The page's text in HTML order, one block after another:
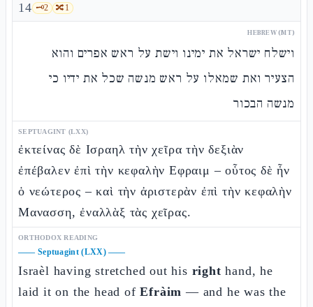
14 🗝️2 🔀1
HEBREW (MT)
וישלח ישראל את ימינו וישת על ראש אפרים והוא
הצעיר ואת שמאלו על ראש מנשה שכל את ידיו כי
מנשה הבכור
SEPTUAGINT (LXX)
ἐκτείνας δὲ Ισραηλ τὴν χεῖρα τὴν δεξιὰν
ἐπέβαλεν ἐπὶ τὴν κεφαλὴν Εφραιμ – οὗτος δὲ ἦν
ὁ νεώτερος – καὶ τὴν ἀριστερὰν ἐπὶ τὴν κεφαλὴν
Μανασση, ἐναλλὰξ τὰς χεῖρας.
ORTHODOX READING
—— Septuagint (LXX)——
Israèl having stretched out his right hand, he
laid it on the head ofEfràim — and he was the